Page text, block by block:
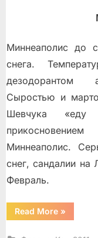
Миннеаполис до
снега.
дезодорантом
Сыростью и
Шевчука
Миннеаполис.
снег, сандалии на
Февраль.
Read More“Два
города”
»